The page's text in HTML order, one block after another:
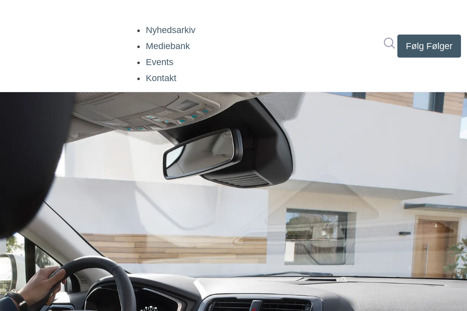
Nyhedsarkiv
Mediebank
Events
Kontakt
Følg Følger